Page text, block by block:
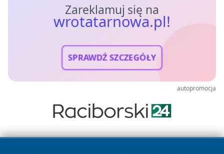
Zareklamuj się na
wrotatarnowa.pl!
SPRAWDŹ SZCZEGÓŁY
autopromocja